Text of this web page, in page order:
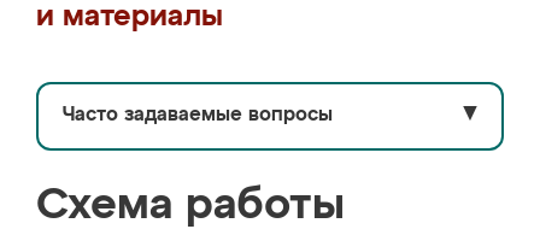
и материалы
Часто задаваемые вопросы ▼
Схема работы